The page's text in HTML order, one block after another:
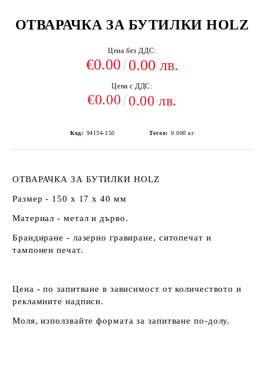
ОТВАРАЧКА ЗА БУТИЛКИ HOLZ
Цена без ДДС:
€0.00 0.00 лв.
Цена с ДДС:
€0.00 0.00 лв.
Код: 94134-150 Тегло: 0.000 кг
ОТВАРАЧКА ЗА БУТИЛКИ HOLZ
Размер - 150 х 17 х 40 мм
Материал - метал и дърво.
Брандиране - лазерно гравиране, ситопечат и
тампонен печат.
Цена - по запитване в зависимост от количеството и
рекламните надписи.
Моля, използвайте формата за запитване по-долу.